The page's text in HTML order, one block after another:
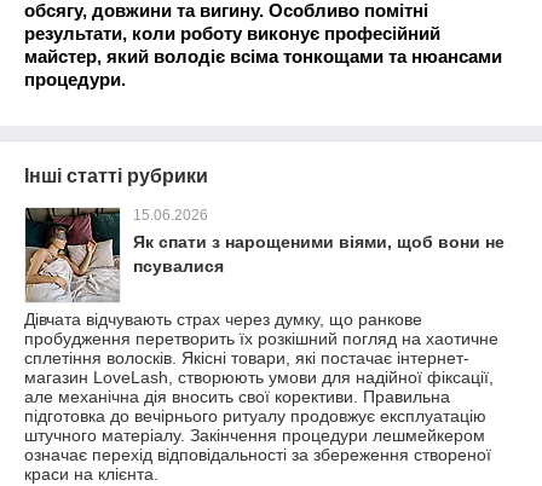
обсягу, довжини та вигину. Особливо помітні
результати, коли роботу виконує професійний
майстер, який володіє всіма тонкощами та нюансами
процедури.
Інші статті рубрики
15.06.2026
Як спати з нарощеними віями, щоб вони не
псувалися
Дівчата відчувають страх через думку, що ранкове
пробудження перетворить їх розкішний погляд на хаотичне
сплетіння волосків. Якісні товари, які постачає інтернет-
магазин LoveLash, створюють умови для надійної фіксації,
але механічна дія вносить свої корективи. Правильна
підготовка до вечірнього ритуалу продовжує експлуатацію
штучного матеріалу. Закінчення процедури лешмейкером
означає перехід відповідальності за збереження створеної
краси на клієнта.